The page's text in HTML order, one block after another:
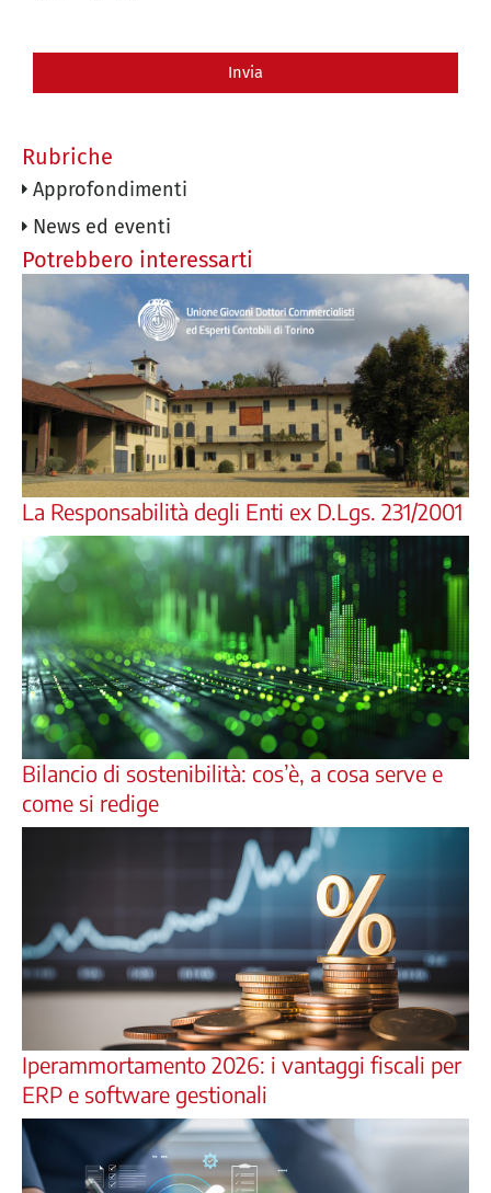
Invia
Rubriche
Approfondimenti
News ed eventi
Potrebbero interessarti
La Responsabilità degli Enti ex D.Lgs. 231/2001
Bilancio di sostenibilità: cos’è, a cosa serve e
come si redige
Iperammortamento 2026: i vantaggi fiscali per
ERP e software gestionali